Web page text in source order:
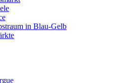
in Blau-Gelb